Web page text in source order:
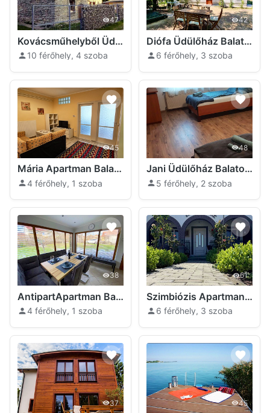
47
Kovácsműhelyből Üdülőház Balatonfüred
10 férőhely, 4 szoba
42
Diófa Üdülőház Balatonfüred
6 férőhely, 3 szoba
45
Mária Apartman Balatonfüred
4 férőhely, 1 szoba
48
Jani Üdülőház Balatonfüred
5 férőhely, 2 szoba
38
AntipartApartman Balatonfüred
4 férőhely, 1 szoba
61
Szimbiózis Apartman Balatonfüred
6 férőhely, 3 szoba
37 45